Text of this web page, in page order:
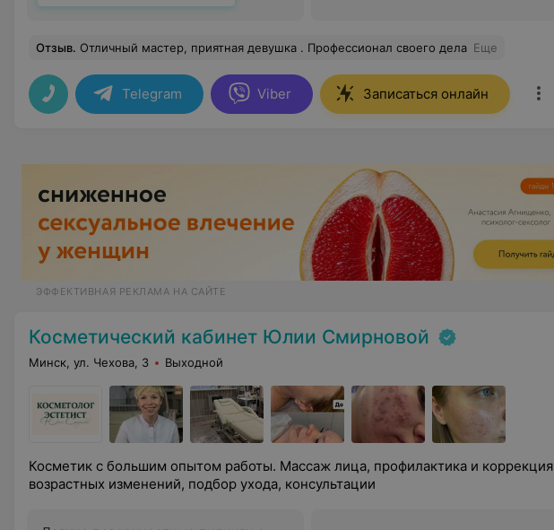
Отзыв. Отличный мастер, приятная девушка . Профессионал своего дела Еще
Telegram Viber Записаться онлайн
ЭФФЕКТИВНАЯ РЕКЛАМА НА САЙТЕ
Косметический кабинет Юлии Смирновой
Минск, ул. Чехова, 3 Выходной
Косметик с большим опытом работы. Массаж лица, профилактика и коррекция
возрастных изменений, подбор ухода, консультации